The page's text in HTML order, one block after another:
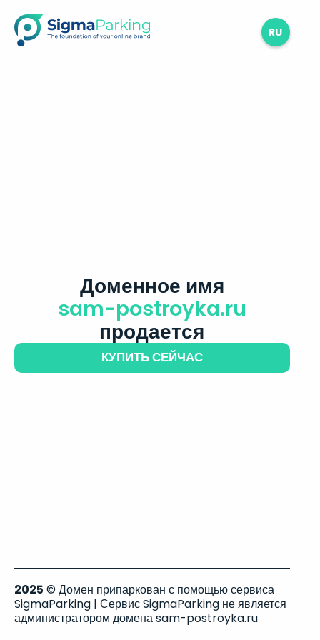
RU
Доменное имя
sam-postroyka.ru
продается
КУПИТЬ СЕЙЧАС
2025 © Домен припаркован с помощью сервиса
SigmaParking | Сервис SigmaParking не является
администратором домена sam-postroyka.ru